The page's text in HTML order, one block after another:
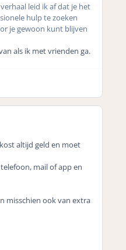
leid ik af dat je het
hulp te zoeken
je gewoon kunt blijven
als ik met vrienden ga.
altijd geld en moet
mail of app en
misschien ook van extra